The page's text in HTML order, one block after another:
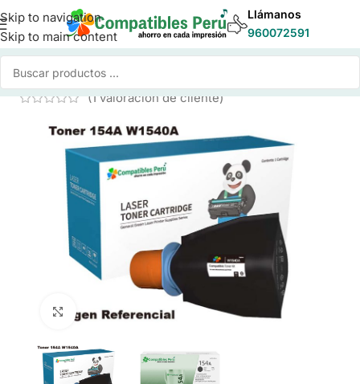
Skip to navigation
Skip to main content
Llámanos
960072591
Inicio/Toner para Impresoras/Toner Compatible HP
(1valoración de cliente)
Click to enlarge